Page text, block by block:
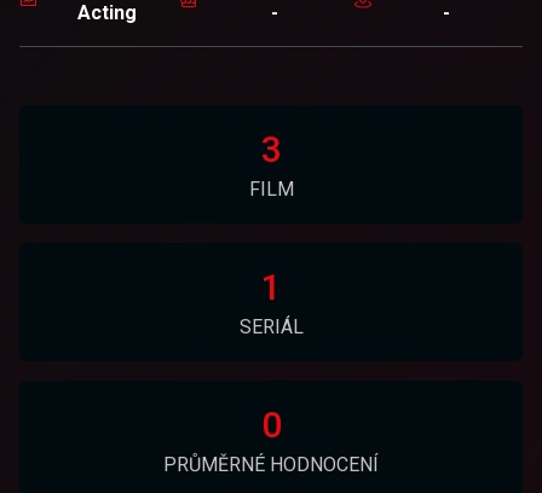
Acting - -
3
FILM
1
SERIÁL
0
PRŮMĚRNÉ HODNOCENÍ